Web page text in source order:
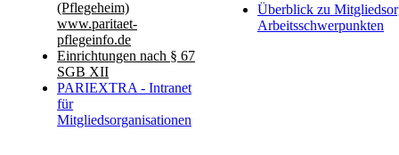
(Pflegeheim)
www.paritaet-
pflegeinfo.de
Einrichtungen nach § 67
SGB XII
PARIEXTRA - Intranet
für
Mitgliedsorganisationen
Überblick zu
Arbeitsschwerpunkten